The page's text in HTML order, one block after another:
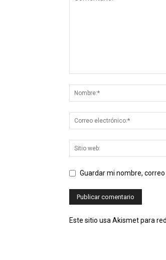
Guardar mi nombre,
Este sitio usa Akismet para